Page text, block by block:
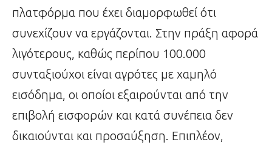
πλατφόρμα που έχει διαμορφωθεί ότι
συνεχίζουν να εργάζονται. Στην πράξη αφορά
λιγότερους, καθώς περίπου 100.000
συνταξιούχοι είναι αγρότες με χαμηλό
εισόδημα, οι οποίοι εξαιρούνται από την
επιβολή εισφορών και κατά συνέπεια δεν
δικαιούνται και προσαύξηση. Επιπλέον,